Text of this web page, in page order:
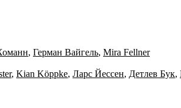
, Герман Вайгель, Mira Fellner
, Kian Köppke, Ларс Йессен, Детлев Бук,